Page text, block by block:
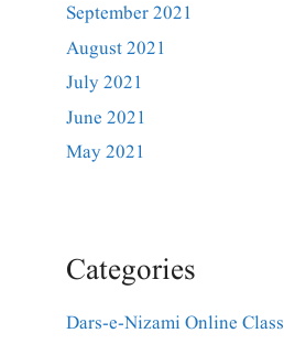
September 2021
August 2021
July 2021
June 2021
May 2021
Categories
Dars-e-Nizami Online Class